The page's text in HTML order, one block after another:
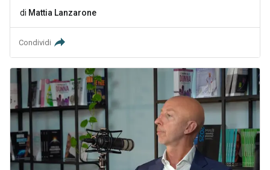
di Mattia Lanzarone
Condividi